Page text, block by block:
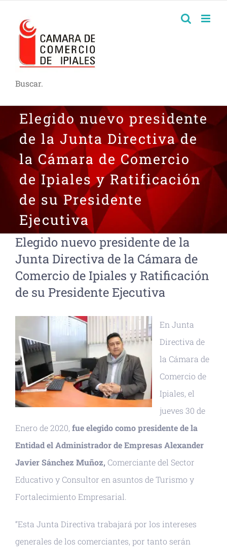
Buscar.
Elegido nuevo presidente
de la Junta Directiva de
la Cámara de Comercio
de Ipiales y Ratificación
de su Presidente
Ejecutiva
Elegido nuevo presidente de la
Junta Directiva de la Cámara de
Comercio de Ipiales y Ratificación
de su Presidente Ejecutiva
En Junta
Directiva de
la Cámara de
Comercio de
Ipiales, el
jueves 30 de
Enero de 2020, fue elegido como presidente de la
Entidad el Administrador de Empresas Alexander
Javier Sánchez Muñoz, Comerciante del Sector
Educativo y Consultor en asuntos de Turismo y
Fortalecimiento Empresarial.
“Esta Junta Directiva trabajará por los intereses
generales de los comerciantes, por tanto serán